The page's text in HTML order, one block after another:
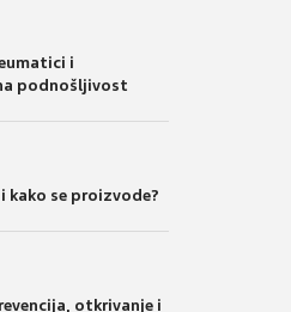
i
podnošljivost
se proizvode?
otkrivanje i